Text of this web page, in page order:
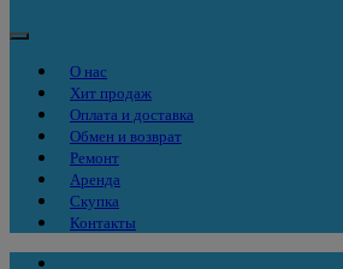
О нас
Хит продаж
Оплата и доставка
Обмен и возврат
Ремонт
Аренда
Скупка
Контакты